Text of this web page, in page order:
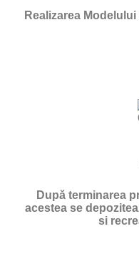
Realizarea
După terminarea
acestea se
si